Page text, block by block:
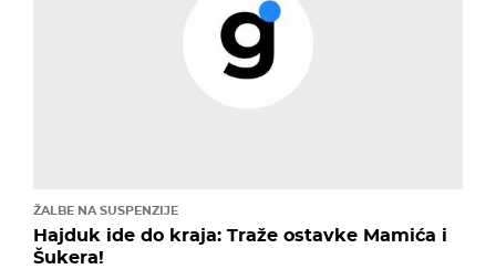
ŽALBE NA SUSPENZIJE
Hajduk ide do kraja: Traže ostavke Mamića i
Šukera!